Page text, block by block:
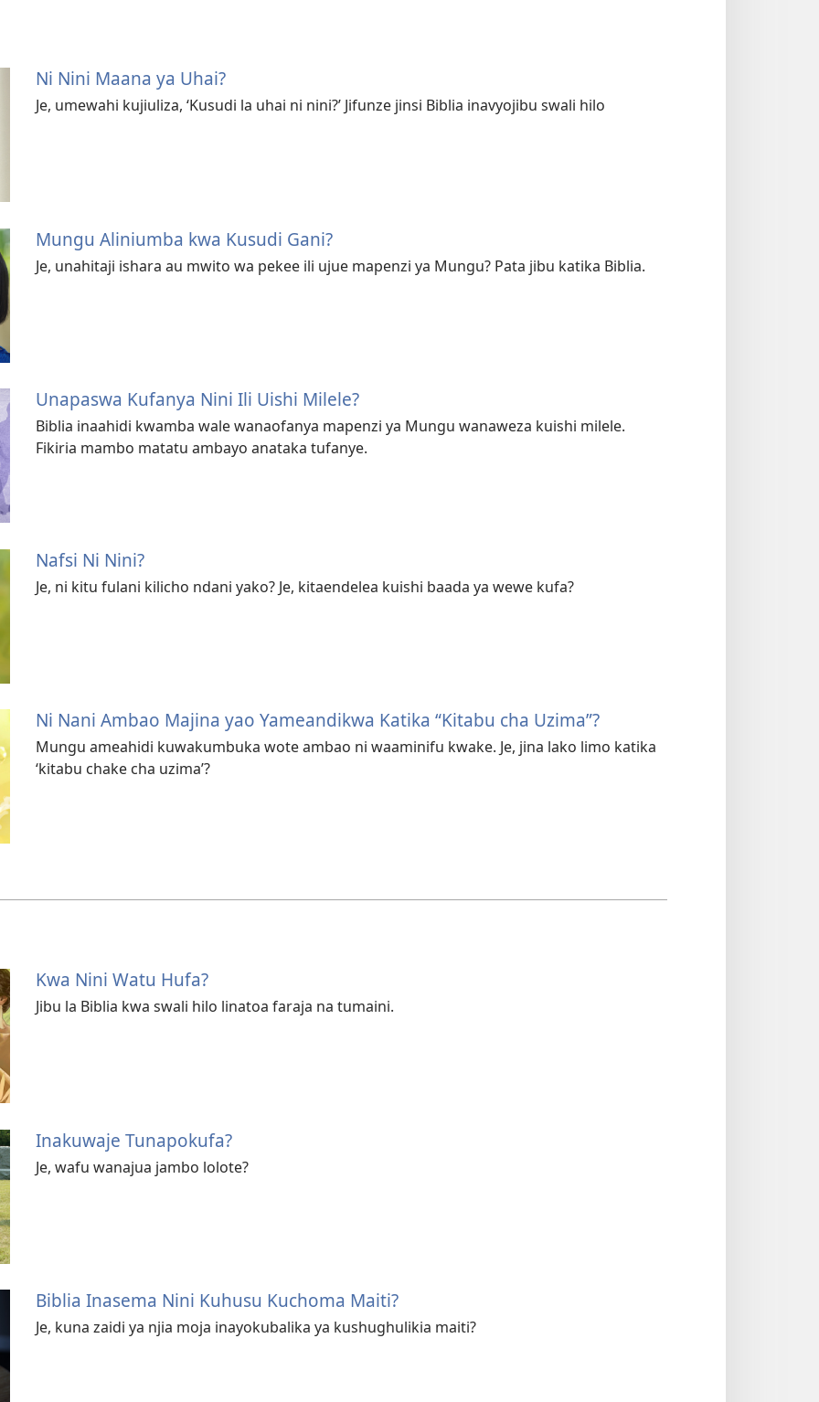
Ni Nini Maana ya Uhai?
Je, umewahi kujiuliza, ‘Kusudi la uhai ni nini?’ Jifunze jinsi Biblia inavyojibu swali hilo
Mungu Aliniumba kwa Kusudi Gani?
Je, unahitaji ishara au mwito wa pekee ili ujue mapenzi ya Mungu? Pata jibu katika Biblia.
Unapaswa Kufanya Nini Ili Uishi Milele?
Biblia inaahidi kwamba wale wanaofanya mapenzi ya Mungu wanaweza kuishi milele.
Fikiria mambo matatu ambayo anataka tufanye.
Nafsi Ni Nini?
Je, ni kitu fulani kilicho ndani yako? Je, kitaendelea kuishi baada ya wewe kufa?
Ni Nani Ambao Majina yao Yameandikwa Katika “Kitabu cha Uzima”?
Mungu ameahidi kuwakumbuka wote ambao ni waaminifu kwake. Je, jina lako limo katika
‘kitabu chake cha uzima’?
Kwa Nini Watu Hufa?
Jibu la Biblia kwa swali hilo linatoa faraja na tumaini.
Inakuwaje Tunapokufa?
Je, wafu wanajua jambo lolote?
Biblia Inasema Nini Kuhusu Kuchoma Maiti?
Je, kuna zaidi ya njia moja inayokubalika ya kushughulikia maiti?